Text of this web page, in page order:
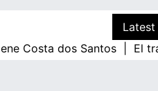
dos Santos |El tránsito